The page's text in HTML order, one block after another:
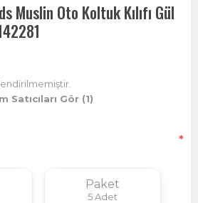
Muslin Oto Koltuk Kılıfı Gül
Satıcıları Gör (1)
*
Paket
5Adet